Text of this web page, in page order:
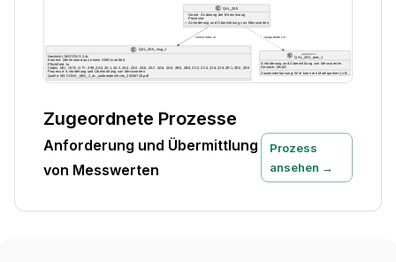
Zugeordnete Prozesse
Anforderung und Übermittlung
von Messwerten
Prozess
ansehen →